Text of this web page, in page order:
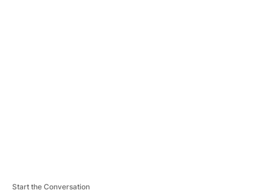
Start the Conversation